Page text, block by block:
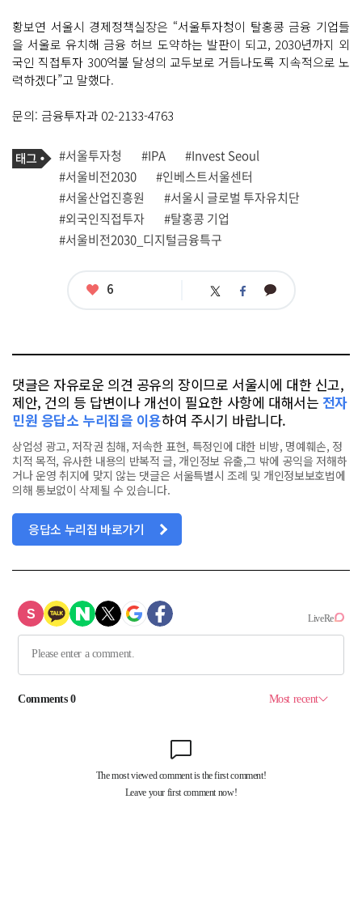
황보연 서울시 경제정책실장은 “서울투자청이 탈홍콩 금융 기업들
을 서울로 유치해 금융 허브 도약하는 발판이 되고, 2030년까지 외
국인 직접투자 300억불 달성의 교두보로 거듭나도록 지속적으로 노
력하겠다”고 말했다.
문의: 금융투자과 02-2133-4763
기
사
관
련
태
그
태
그
#서울투자청 #IPA
#Invest Seoul
#서울비전2030
#인베스트서울센터
#서울산업진흥원
#서울시 글로벌 투자유치단
#외국인직접투자
#탈홍콩 기업
#서울비전2030_디지털금융특구
좋
6 트 페 카
댓글은 자유로운 의견 공유의 장이므로 서울시에 대한 신고,
제안, 건의 등 답변이나 개선이 필요한 사항에 대해서는 전자
민원 응답소 누리집을 이용하여 주시기 바랍니다.
상업성 광고, 저작권 침해, 저속한 표현, 특정인에 대한 비방, 명예훼손, 정
치적 목적, 유사한 내용의 반복적 글, 개인정보 유출,그 밖에 공익을 저해하
거나 운영 취지에 맞지 않는 댓글은 서울특별시 조례 및 개인정보보호법에
의해 통보없이 삭제될 수 있습니다.
응답소 누리집 바로가기